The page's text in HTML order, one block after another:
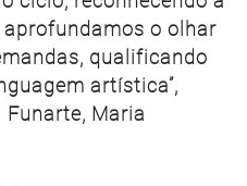
o olhar
qualificando
artística”,
Maria